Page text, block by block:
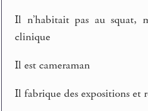
Il n’habitait pas au squat,
clinique
Il est cameraman
Il fabrique des expositions et